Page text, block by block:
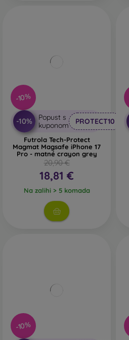
-10%
-10%
Popust s
kuponom
PROTECT10
Futrola Tech-Protect
Magmat Magsafe iPhone 17
Pro - matné crayon grey
20,90 €
18,81 €
Na zalihi > 5 komada
-10%